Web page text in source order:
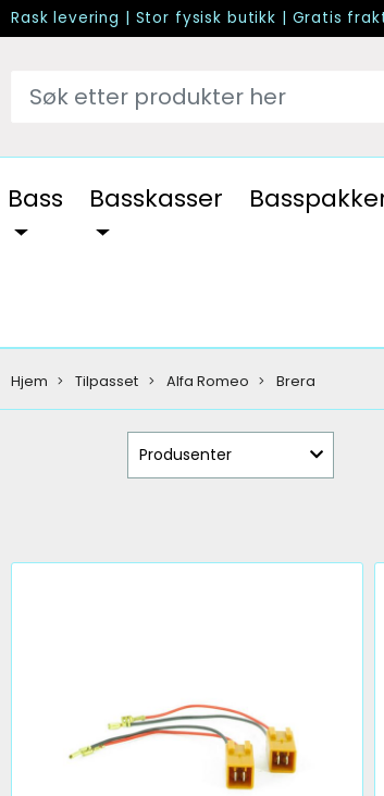
Rask levering | Stor fysisk butikk | Gratis
Bass Basskasser
Hjem Tilpasset Alfa Romeo Brera
Produsenter